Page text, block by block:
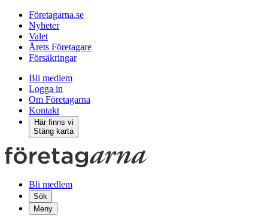
Företagarna.se
Nyheter
Valet
Årets Företagare
Försäkringar
Bli medlem
Logga in
Om Företagarna
Kontakt
Här finns vi
Stäng karta
Bli medlem
Sök
Meny